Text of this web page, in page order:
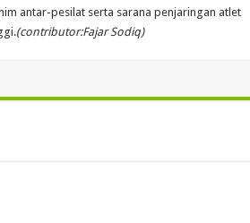
antar-pesilat serta sarana penjaringan atlet
(contributor:Fajar Sodiq)